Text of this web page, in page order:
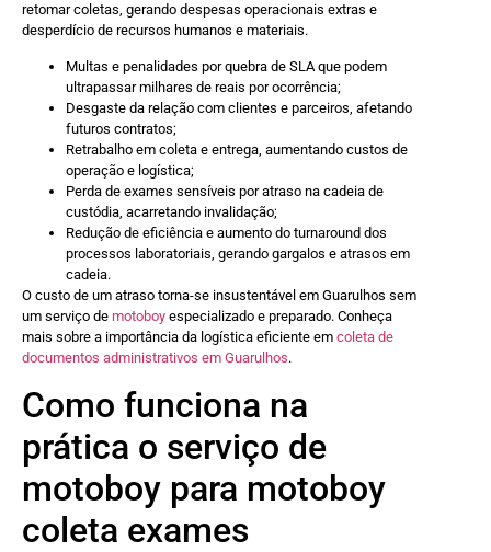
retomar coletas, gerando despesas operacionais extras e
desperdício de recursos humanos e materiais.
Multas e penalidades por quebra de SLA que podem
ultrapassar milhares de reais por ocorrência;
Desgaste da relação com clientes e parceiros, afetando
futuros contratos;
Retrabalho em coleta e entrega, aumentando custos de
operação e logística;
Perda de exames sensíveis por atraso na cadeia de
custódia, acarretando invalidação;
Redução de eficiência e aumento do turnaround dos
processos laboratoriais, gerando gargalos e atrasos em
cadeia.
O custo de um atraso torna-se insustentável em Guarulhos sem
um serviço de motoboy especializado e preparado. Conheça
mais sobre a importância da logística eficiente em coleta de
documentos administrativos em Guarulhos.
Como funciona na
prática o serviço de
motoboy para motoboy
coleta exames